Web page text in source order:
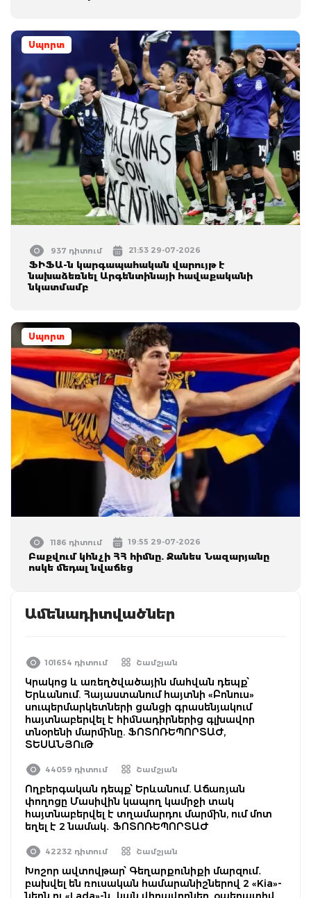
Սպորտ
937 դիտում 21:53 29-07-2026
ՖԻՖԱ-ն կարգապահական վարույթ է
նախաձեռնել Արգենտինայի հավաքականի
նկատմամբ
Սպորտ
1186 դիտում 19:55 29-07-2026
Բաքվում կհնչի ՀՀ հիմնը. Ջանես Նազարյանը
ոսկե մեդալ նվաճեց
Ամենադիտվածներ
101654 դիտում Շամշյան
Կրակոց և առեղծվածային մահվան դեպք՝
Երևանում. Հայաստանում հայտնի «Բոնուս»
սուպերմարկետների ցանցի գրասենյակում
հայտնաբերվել է հիմնադիրներից գլխավոր
տնօրենի մարմինը. ՖՈՏՈՌԵՊՈՐՏԱԺ,
ՏԵՍԱՆՅՈւԹ
44059 դիտում Շամշյան
Ողբերգական դեպք՝ Երևանում. Աճառյան
փողոցը Մասիվին կապող կամրջի տակ
հայտնաբերվել է տղամարդու մարմին, ում մոտ
եղել է 2 նամակ․ ՖՈՏՈՌԵՊՈՐՏԱԺ
42232 դիտում Շամշյան
Խոշոր ավտովթար՝ Գեղարքունիքի մարզում․
բախվել են ռուսական համարանիշներով 2 «Kia»-